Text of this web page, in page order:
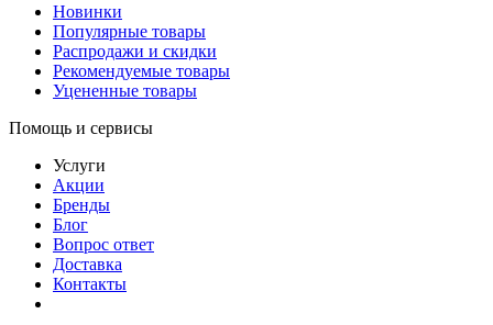
Новинки
Популярные товары
Распродажи и скидки
Рекомендуемые товары
Уцененные товары
Помощь и сервисы
Услуги
Акции
Бренды
Блог
Вопрос ответ
Доставка
Контакты